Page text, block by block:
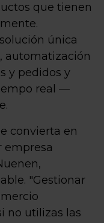
que tienen
única
automatización
y pedidos y
real —
convierta en
empresa
"Gestionar
no utilizas las